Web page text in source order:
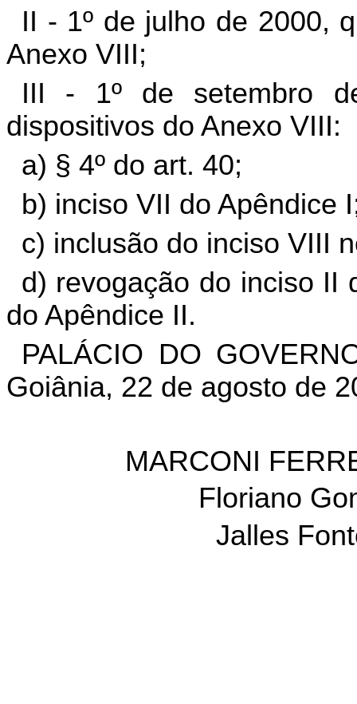
II - 1º de julho de 2000,
Anexo VIII;
III - 1º de setembro
dispositivos do Anexo VIII:
a) § 4º do art. 40;
b) inciso VII do Apêndice
c) inclusão do inciso VIII
d) revogação do inciso II
do Apêndice II.
PALÁCIO DO
Goiânia, 22 de agosto de
MARCONI
Floriano
Jalles